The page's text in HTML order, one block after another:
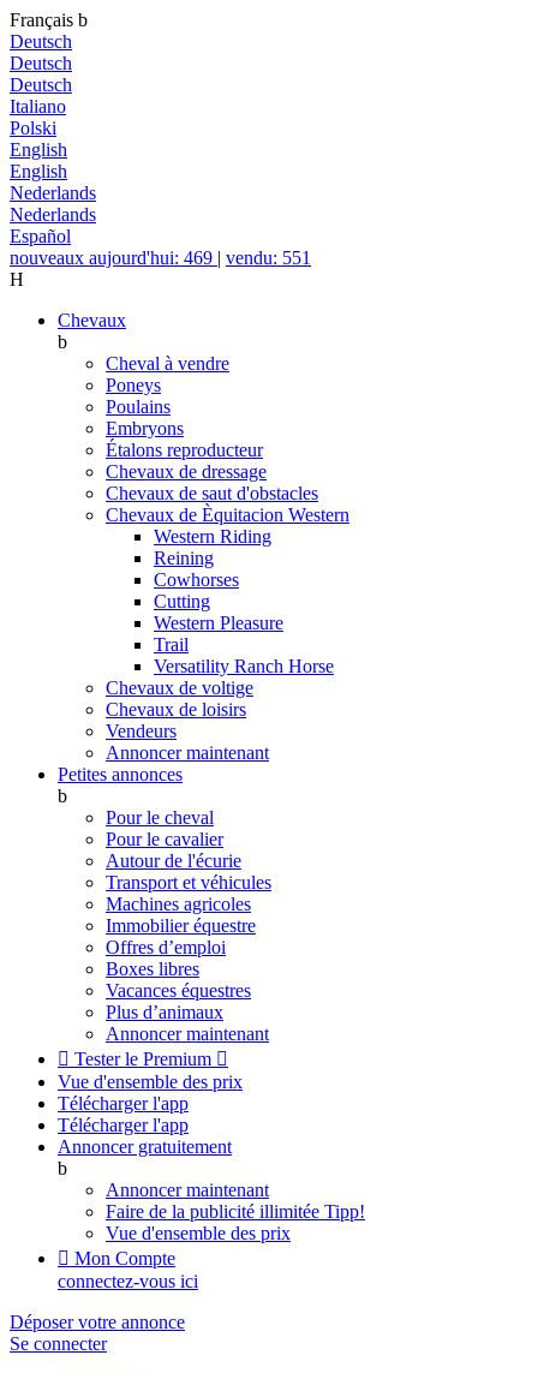
Français b
Deutsch
Deutsch
Deutsch
Italiano
Polski
English
English
Nederlands
Nederlands
Español
nouveaux aujourd'hui: 469 | vendu: 551
H
Chevaux
b
Cheval à vendre
Poneys
Poulains
Embryons
Étalons reproducteur
Chevaux de dressage
Chevaux de saut d'obstacles
Chevaux de Èquitacion Western
Western Riding
Reining
Cowhorses
Cutting
Western Pleasure
Trail
Versatility Ranch Horse
Chevaux de voltige
Chevaux de loisirs
Vendeurs
Annoncer maintenant
Petites annonces
b
Pour le cheval
Pour le cavalier
Autour de l'écurie
Transport et véhicules
Machines agricoles
Immobilier équestre
Offres d’emploi
Boxes libres
Vacances équestres
Plus d’animaux
Annoncer maintenant
 Tester le Premium 
Vue d'ensemble des prix
Télécharger l'app
Télécharger l'app
Annoncer gratuitement
b
Annoncer maintenant
Faire de la publicité illimitée Tipp!
Vue d'ensemble des prix
 Mon Compte
connectez-vous ici
Déposer votre annonce
Se connecter